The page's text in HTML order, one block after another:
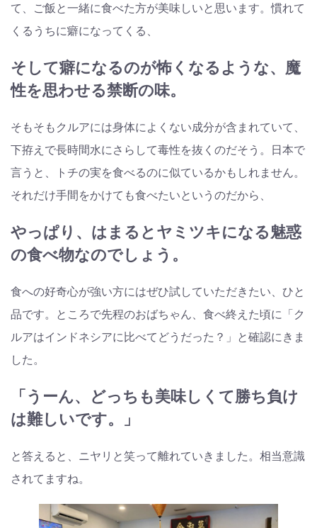
て、ご飯と一緒に食べた方が美味しいと思います。慣れて
くるうちに癖になってくる、
そして癖になるのが怖くなるような、魔
性を思わせる禁断の味。
そもそもクルアには身体によくない成分が含まれていて、
下拵えで長時間水にさらして毒性を抜くのだそう。日本で
言うと、トチの実を食べるのに似ているかもしれません。
それだけ手間をかけても食べたいというのだから、
やっぱり、はまるとヤミツキになる魅惑
の食べ物なのでしょう。
食への好奇心が強い方にはぜひ試していただきたい、ひと
品です。ところで先程のおばちゃん、食べ終えた頃に「ク
ルアはインドネシアに比べてどうだった？」と確認にきま
した。
「うーん、どっちも美味しくて勝ち負け
は難しいです。」
と答えると、ニヤリと笑って離れていきました。相当意識
されてますね。